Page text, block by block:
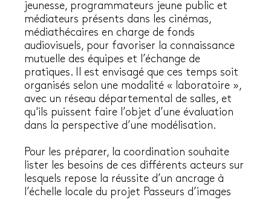
jeunesse, programmateurs jeune public et
médiateurs présents dans les cinémas,
médiathécaires en charge de fonds
audiovisuels, pour favoriser la connaissance
mutuelle des équipes et l’échange de
pratiques. Il est envisagé que ces temps soit
organisés selon une modalité « laboratoire »,
avec un réseau départemental de salles, et
qu'ils puissent faire l’objet d’une évaluation
dans la perspective d’une modélisation.
Pour les préparer, la coordination souhaite
lister les besoins de ces différents acteurs sur
lesquels repose la réussite d’un ancrage à
l’échelle locale du projet Passeurs d’images